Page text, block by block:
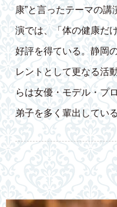
康”と言ったテーマの
演では、「体の健康だ
好評を得ている。静岡
レントとして更なる活
らは女優・モデル・プ
弟子を多く輩出してい